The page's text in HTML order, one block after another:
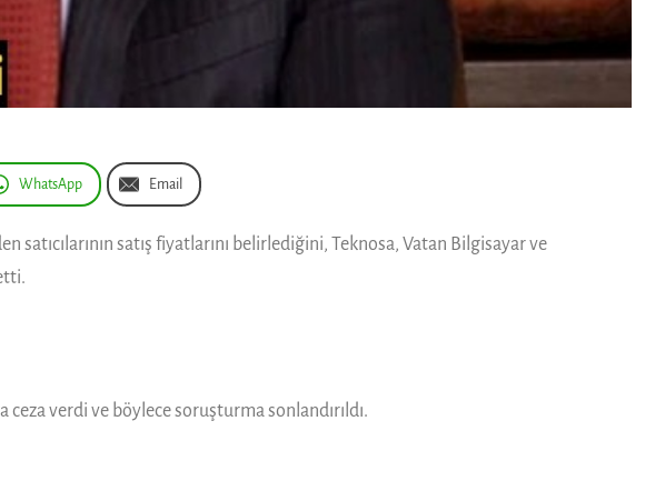
WhatsApp Email
satış fiyatlarını belirlediğini, Teknosa, Vatan Bilgisayar ve
verdi ve böylece soruşturma sonlandırıldı.